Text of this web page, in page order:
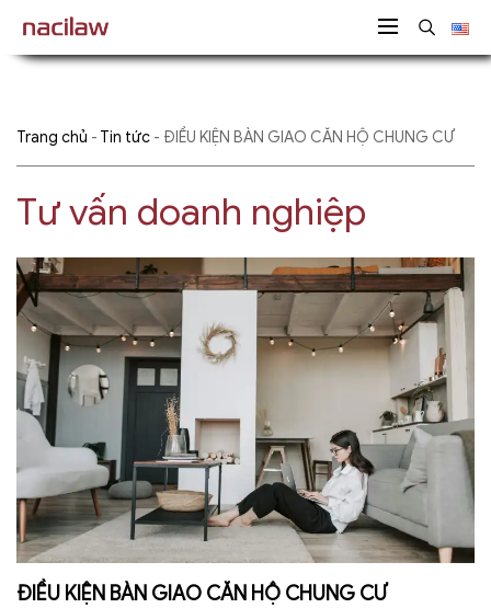
Trang chủ - Tin tức - ĐIỀU KIỆN BÀN GIAO CĂN HỘ CHUNG CƯ
Tư vấn doanh nghiệp
ĐIỀU KIỆN BÀN GIAO CĂN HỘ CHUNG CƯ